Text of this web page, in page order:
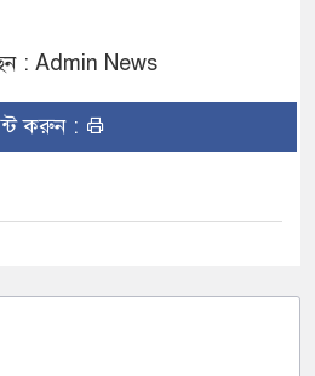
: Admin News
করুন :